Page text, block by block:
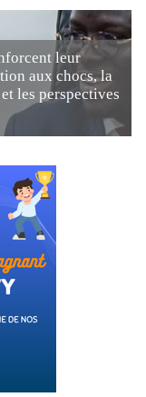
leur
aux chocs, la
les perspectives